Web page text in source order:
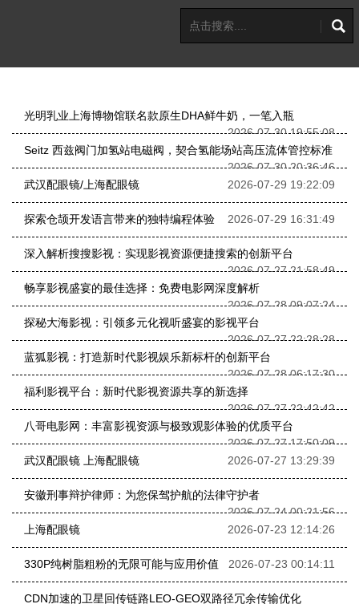
光明乳业上海博物馆联名款原生DHA鲜牛奶，一笔入瓶
2026-07-30 19:55:08
Seitz 西兹阀门加氢站电磁阀，契合氢能场站高压流体管控标准
2026-07-30 20:36:46
武汉配眼镜/上海配眼镜
2026-07-29 19:22:09
探索仓颉开发语言带来的独特编程体验 2026-07-29 16:31:49
深入解析搜搜影视：实现影视资源便捷搜索的创新平台
2026-07-27 21:58:49
畅享影视盛宴的最佳选择：免费电影网深度解析
2026-07-28 09:07:24
探秘大海影视：引领多元化视听盛宴的影视平台
2026-07-27 22:28:28
蓝狐影视：打造新时代影视娱乐新标杆的创新平台
2026-07-28 06:17:30
福利影视平台：新时代影视资源共享的新选择
2026-07-27 22:42:42
八哥电影网：丰富影视资源与极致观影体验的优质平台
2026-07-27 17:50:09
武汉配眼镜 上海配眼镜
2026-07-27 13:29:39
安徽刑事辩护律师：为您保驾护航的法律守护者
2026-07-24 00:21:56
上海配眼镜
2026-07-23 12:14:26
330P纯树脂粗粉的无限可能与应用价值 2026-07-23 00:14:11
CDN加速的卫星回传链路LEO-GEO双路径冗余传输优化